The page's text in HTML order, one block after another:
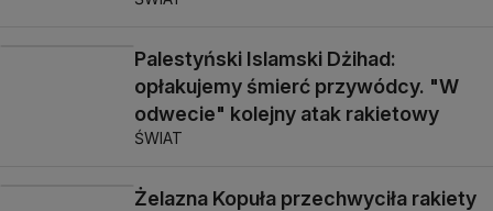
Palestyński Islamski Dżihad:
opłakujemy śmierć przywódcy. "W
odwecie" kolejny atak rakietowy
ŚWIAT
Żelazna Kopuła przechwyciła rakiety